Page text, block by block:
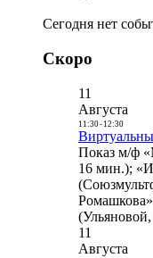
Сегодня нет
Скоро
11
Августа
11:30- 12:30
Показ м/ф
16 мин.);
11
Августа